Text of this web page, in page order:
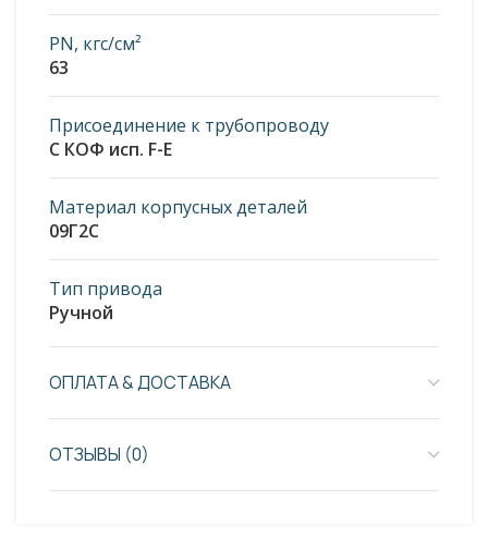
PN, кгс/см²
63
Присоединение к трубопроводу
С КОФ исп. F-E
Материал корпусных деталей
09Г2С
Тип привода
Ручной
ОПЛАТА & ДОСТАВКА
ОТЗЫВЫ (0)